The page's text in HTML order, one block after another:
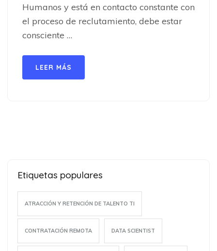
Humanos y está en contacto constante con
el proceso de reclutamiento, debe estar
consciente …
LEER MÁS
Etiquetas populares
ATRACCIÓN Y RETENCIÓN DE TALENTO TI
CONTRATACIÓN REMOTA DATA SCIENTIST